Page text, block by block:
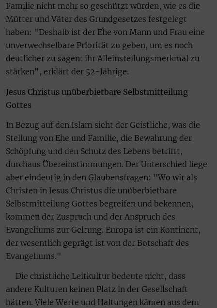
Familie nicht mehr so geschützt würden, wie es die
Mütter und Väter des Grundgesetzes festgelegt
haben: "Deshalb ist der Ehe von Mann und Frau eine
unverwechselbare Priorität zu geben, um es noch
deutlicher zu sagen: ihr Alleinstellungsmerkmal zu
stärken", erklärt der 52-Jährige.
Jesus Christus unüberbietbare Selbstmitteilung
Gottes
In Bezug auf den Islam sieht der Geistliche, was die
Stellung von Ehe und Familie, die Bewahrung der
Schöpfung und den Schutz des Lebens betrifft,
durchaus Übereinstimmungen. Der Unterschied liege
aber eindeutig in den Glaubensfragen: "Wo wir als
Christen in Jesus Christus die unüberbietbare
Selbstmitteilung Gottes begreifen und bekennen,
kommen der Zuspruch und der Anspruch des
Evangeliums zur Geltung. Europa ist ein Kontinent,
der wesentlich geprägt ist von der Botschaft des
Evangeliums."
Die christliche Leitkultur bedeute nicht, dass
andere Kulturen keinen Platz in der Gesellschaft
hätten. Viele Werte und Haltungen kämen aus dem